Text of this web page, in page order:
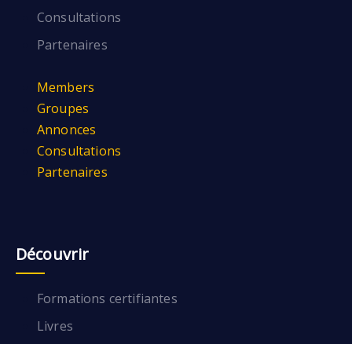
Consultations
Partenaires
Members
Groupes
Annonces
Consultations
Partenaires
Découvrir
Formations certifiantes
Livres